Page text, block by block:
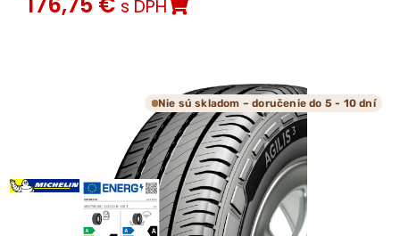
s DPH
Nie sú skladom – doručenie do 5 - 10 dní